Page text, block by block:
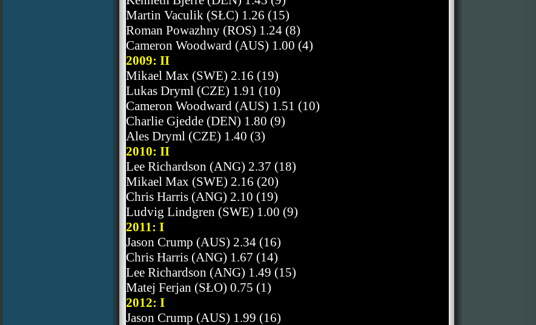
Martin Vaculik (SŁC) 1.26 (15)
Roman Powazhny (ROS) 1.24 (8)
Cameron Woodward (AUS) 1.00 (4)
2009: II
Mikael Max (SWE) 2.16 (19)
Lukas Dryml (CZE) 1.91 (10)
Cameron Woodward (AUS) 1.51 (10)
Charlie Gjedde (DEN) 1.80 (9)
Ales Dryml (CZE) 1.40 (3)
2010: II
Lee Richardson (ANG) 2.37 (18)
Mikael Max (SWE) 2.16 (20)
Chris Harris (ANG) 2.10 (19)
Ludvig Lindgren (SWE) 1.00 (9)
2011: I
Jason Crump (AUS) 2.34 (16)
Chris Harris (ANG) 1.67 (14)
Lee Richardson (ANG) 1.49 (15)
Matej Ferjan (SŁO) 0.75 (1)
2012: I
Jason Crump (AUS) 1.99 (16)